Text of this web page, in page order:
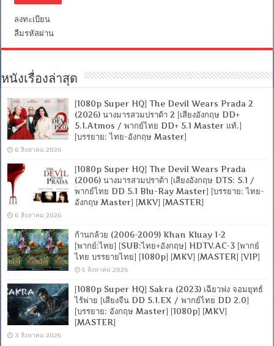
ลงทะเบียน
ลืมรหัสผ่าน
หนังเรื่องล่าสุด
[1080p Super HQ] The Devil Wears Prada 2
(2026) นางมารสวมปราด้า 2 [เสียงอังกฤษ DD+
5.1.Atmos / พากย์ไทย DD+ 5.1 Master แท้.]
[บรรยาย: ไทย-อังกฤษ Master]
6 สิงหาคม 2026
[1080p Super HQ] The Devil Wears Prada
(2006) นางมารสวมปราด้า [เสียงอังกฤษ DTS: 5.1 /
พากย์ไทย DD 5.1 Blu-Ray Master] [บรรยาย: ไทย-
อังกฤษ Master] [MKV] [MASTER]
6 สิงหาคม 2026
ก้านกล้วย (2006-2009) Khan Kluay 1-2
[พากย์:ไทย] [SUB:ไทย+อังกฤษ] HDTV.AC-3 [พากย์
ไทย บรรยายไทย] [1080p] [MKV] [MASTER] [VIP]
5 สิงหาคม 2026
[1080p Super HQ] Sakra (2023) เฉียวฟง จอมยุทธ์
ไร้พ่าย [เสียงจีน DD 5.1.EX / พากย์ไทย DD 2.0]
[บรรยาย: อังกฤษ Master] [1080p] [MKV]
[MASTER]
3 สิงหาคม 2026